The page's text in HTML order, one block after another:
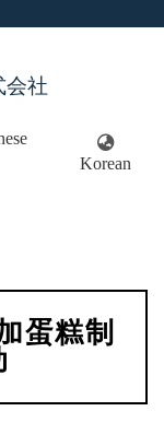
会社
Korean
蛋糕制